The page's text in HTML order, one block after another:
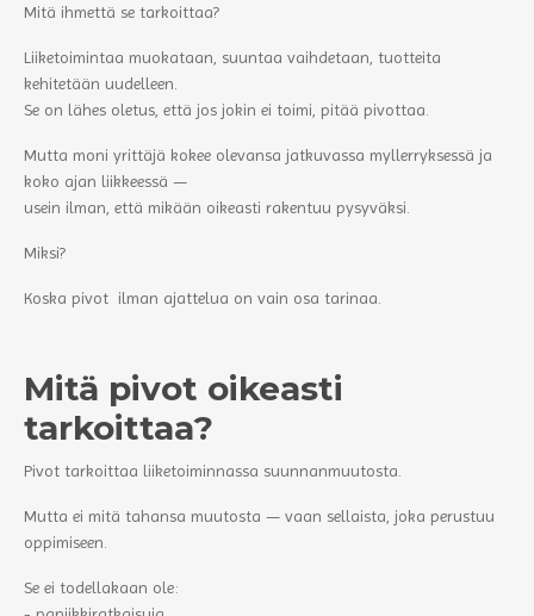
Mitä ihmettä se tarkoittaa?
Liiketoimintaa muokataan, suuntaa vaihdetaan, tuotteita
kehitetään uudelleen.
Se on lähes oletus, että jos jokin ei toimi, pitää pivottaa.
Mutta moni yrittäjä kokee olevansa jatkuvassa myllerryksessä ja
koko ajan liikkeessä —
usein ilman, että mikään oikeasti rakentuu pysyväksi.
Miksi?
Koska pivot ilman ajattelua on vain osa tarinaa.
Mitä pivot oikeasti
tarkoittaa?
Pivot tarkoittaa liiketoiminnassa suunnanmuutosta.
Mutta ei mitä tahansa muutosta — vaan sellaista, joka perustuu
oppimiseen.
Se ei todellakaan ole: